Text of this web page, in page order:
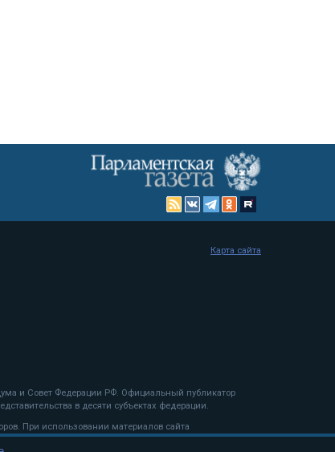
и Совет Федерации РФ. Официальный публикатор
в десяти субъектах федерации.
При использовании материалов сайта
Карта сайта